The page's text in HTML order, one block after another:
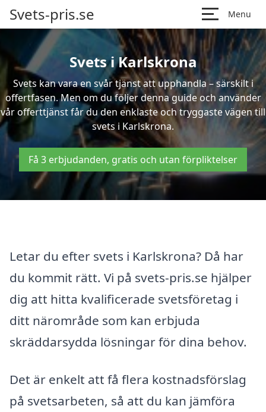
Svets-pris.se Menu
Svets i Karlskrona
Svets kan vara en svår tjänst att upphandla – särskilt i
offertfasen. Men om du följer denna guide och använder
vår offerttjänst får du den enklaste och tryggaste vägen till
svets i Karlskrona.
Få 3 erbjudanden, gratis och utan förpliktelser
Letar du efter svets i Karlskrona? Då har
du kommit rätt. Vi på svets-pris.se hjälper
dig att hitta kvalificerade svetsföretag i
ditt närområde som kan erbjuda
skräddarsydda lösningar för dina behov.
Det är enkelt att få flera kostnadsförslag
på svetsarbeten, så att du kan jämföra